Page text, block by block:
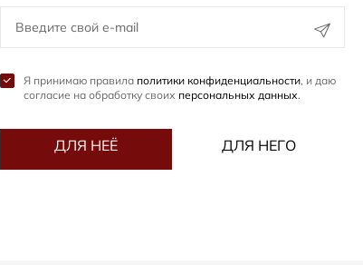
Я принимаю правила политики конфиденциальности, и даю
согласие на обработку своих персональных данных.
ДЛЯ НЕЁ ДЛЯ НЕГО